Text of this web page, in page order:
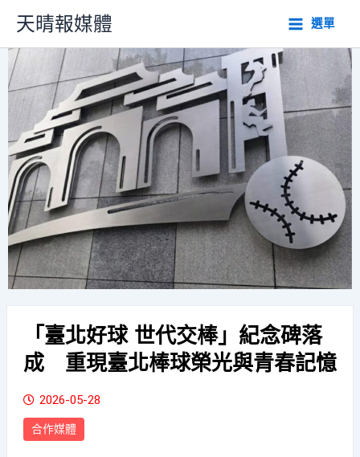
主
內
天晴報媒體 選單
「臺北好球 世代交棒」紀念碑落
成 重現臺北棒球榮光與青春記憶
2026-05-28
合作媒體